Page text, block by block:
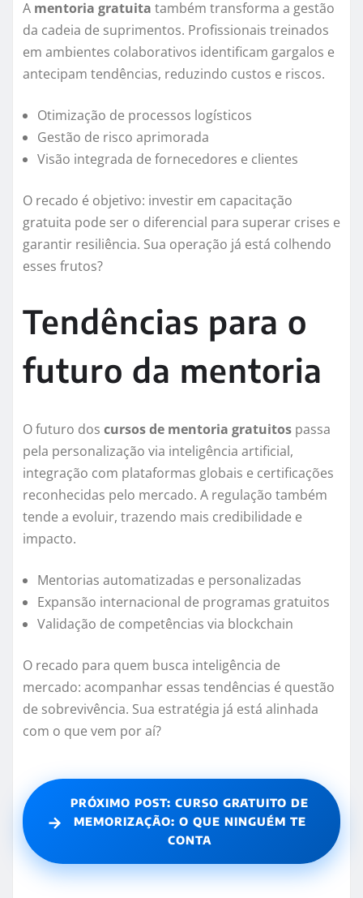
A mentoria gratuita também transforma a gestão
da cadeia de suprimentos. Profissionais treinados
em ambientes colaborativos identificam gargalos e
antecipam tendências, reduzindo custos e riscos.
Otimização de processos logísticos
Gestão de risco aprimorada
Visão integrada de fornecedores e clientes
O recado é objetivo: investir em capacitação
gratuita pode ser o diferencial para superar crises e
garantir resiliência. Sua operação já está colhendo
esses frutos?
Tendências para o
futuro da mentoria
O futuro dos cursos de mentoria gratuitos passa
pela personalização via inteligência artificial,
integração com plataformas globais e certificações
reconhecidas pelo mercado. A regulação também
tende a evoluir, trazendo mais credibilidade e
impacto.
Mentorias automatizadas e personalizadas
Expansão internacional de programas gratuitos
Validação de competências via blockchain
O recado para quem busca inteligência de
mercado: acompanhar essas tendências é questão
de sobrevivência. Sua estratégia já está alinhada
com o que vem por aí?
→
PRÓXIMO POST: CURSO GRATUITO DE
MEMORIZAÇÃO: O QUE NINGUÉM TE
CONTA